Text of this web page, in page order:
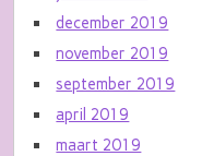
december 2019
november 2019
september 2019
april 2019
maart 2019